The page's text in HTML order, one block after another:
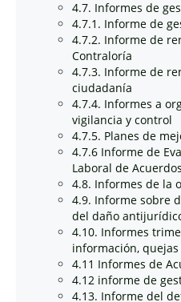
4.7. Informes de
4.7.1. Informe de
4.7.2. Informe de
Contraloría
4.7.3. Informe de
ciudadanía
4.7.4. Informes a
vigilancia y control
4.7.5. Planes de
4.7.6 Informe de
Laboral de
4.8. Informes de la
4.9. Informe sobre
del daño
4.10. Informes
información, quejas
4.11 Informes de
4.12 informe de
4.13. Informe del